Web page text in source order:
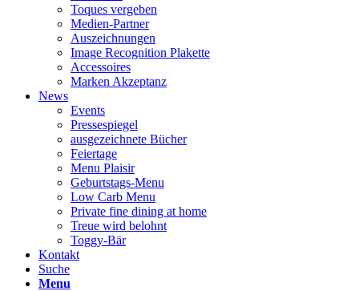
Toques vergeben
Medien-Partner
Auszeichnungen
Image Recognition Plakette
Accessoires
Marken Akzeptanz
News
Events
Pressespiegel
ausgezeichnete Bücher
Feiertage
Menu Plaisir
Geburtstags-Menu
Low Carb Menu
Private fine dining at home
Treue wird belohnt
Toggy-Bär
Kontakt
Suche
Menu